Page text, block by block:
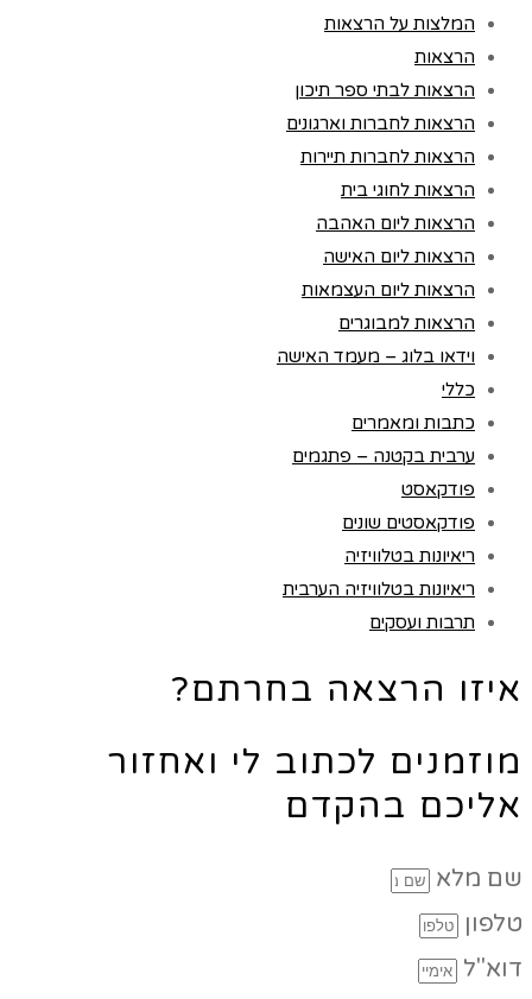
המלצות על הרצאות
הרצאות
הרצאות לבתי ספר תיכון
הרצאות לחברות וארגונים
הרצאות לחברות תיירות
הרצאות לחוגי בית
הרצאות ליום האהבה
הרצאות ליום האישה
הרצאות ליום העצמאות
הרצאות למבוגרים
וידאו בלוג – מעמד האישה
כללי
כתבות ומאמרים
ערבית בקטנה – פתגמים
פודקאסט
פודקאסטים שונים
ריאיונות בטלוויזיה
ריאיונות בטלוויזיה הערבית
תרבות ועסקים
איזו הרצאה בחרתם?
מוזמנים לכתוב לי ואחזור
אליכם בהקדם
שם מלא
טלפון
דוא"ל